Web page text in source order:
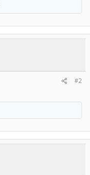
#2